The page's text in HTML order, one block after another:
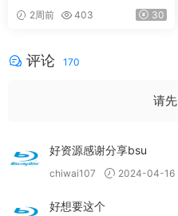
er [2026.06.17] [BDISO 41.3
GB]
2周前 403 30
评论 170
请先
好资源感谢分享bsu
chiwai107 2024-04-16
好想要这个